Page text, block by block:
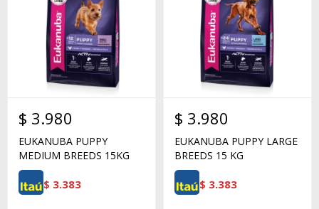
$ 3.980
EUKANUBA PUPPY
MEDIUM BREEDS 15KG
$ 3.383
$ 3.980
EUKANUBA PUPPY LARGE
BREEDS 15 KG
$ 3.383